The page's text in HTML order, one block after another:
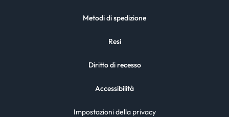
Metodi di spedizione
Resi
Diritto di recesso
Accessibilità
Impostazioni della privacy